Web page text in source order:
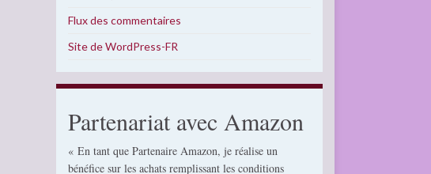
Flux des commentaires
Site de WordPress-FR
Partenariat avec Amazon
« En tant que Partenaire Amazon, je réalise un
bénéfice sur les achats remplissant les conditions